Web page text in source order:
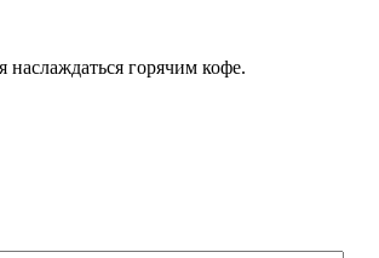
горячим кофе.